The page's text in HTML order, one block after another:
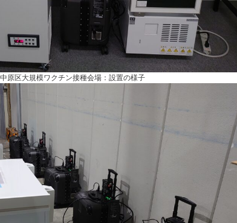
原区大規模ワクチン接種会場：設置の様子